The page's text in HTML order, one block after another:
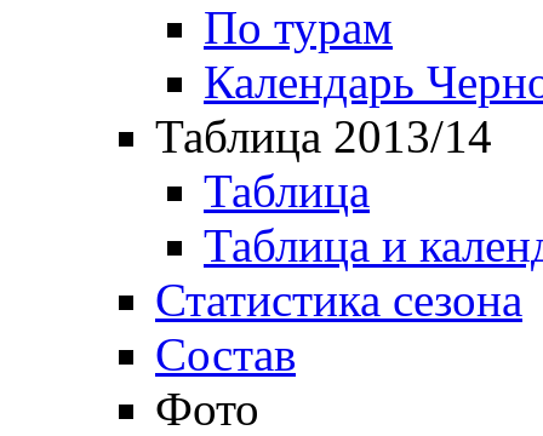
По турам
Календарь
Таблица 2013/14
Таблица
Таблица и
Статистика сезона
Состав
Фото